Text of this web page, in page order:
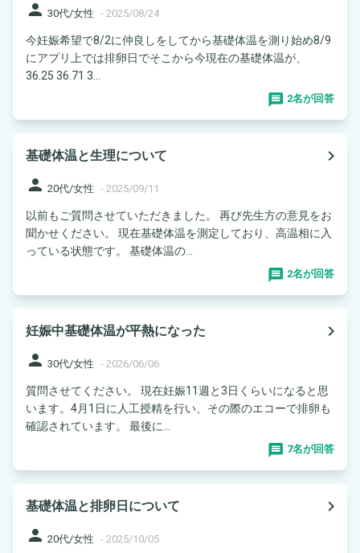
person 30代/女性 - 2025/08/24
今妊娠希望で8/2に仲良しをしてから基礎体温を測り始め8/9
にアプリ上では排卵日でそこから今現在の基礎体温が、
36.25 36.71 3...
2名が回答
基礎体温と生理について
navigate_next
person 20代/女性 - 2025/09/11
以前もご質問させていただきました。 再び先生方の意見をお
聞かせください。 現在基礎体温を測定しており、高温相に入
っている状態です。 基礎体温の...
2名が回答
妊娠中基礎体温が平熱になった
navigate_next
person 30代/女性 - 2026/06/06
質問させてください。 現在妊娠11週と3日くらいになると思
います。4月1日に人工授精を行い、その際のエコーで排卵も
確認されています。 最後に...
7名が回答
基礎体温と排卵日について
navigate_next
person 20代/女性 - 2025/10/05